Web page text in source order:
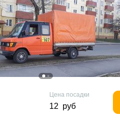
Цена посадки
12 руб